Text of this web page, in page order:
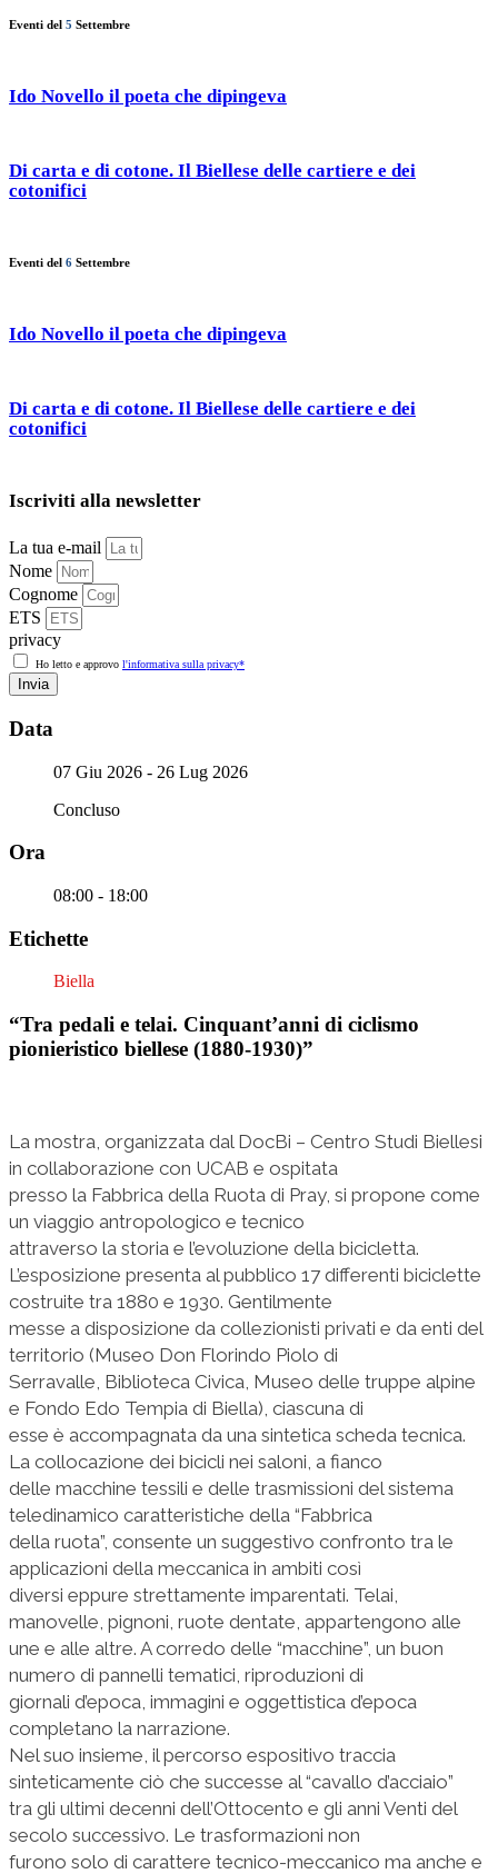
Eventi del 5 Settembre
Ido Novello il poeta che dipingeva
Di carta e di cotone. Il Biellese delle cartiere e dei
cotonifici
Eventi del 6 Settembre
Ido Novello il poeta che dipingeva
Di carta e di cotone. Il Biellese delle cartiere e dei
cotonifici
Iscriviti alla newsletter
La tua e-mail
Nome
Cognome
ETS
privacy
Ho letto e approvo l'informativa sulla privacy*
Invia
Data
07 Giu 2026 - 26 Lug 2026
Concluso
Ora
08:00 - 18:00
Etichette
Biella
“Tra pedali e telai. Cinquant’anni di ciclismo
pionieristico biellese (1880-1930)”
La mostra, organizzata dal DocBi – Centro Studi Biellesi
in collaborazione con UCAB e ospitata
presso la Fabbrica della Ruota di Pray, si propone come
un viaggio antropologico e tecnico
attraverso la storia e l’evoluzione della bicicletta.
L’esposizione presenta al pubblico 17 differenti biciclette
costruite tra 1880 e 1930. Gentilmente
messe a disposizione da collezionisti privati e da enti del
territorio (Museo Don Florindo Piolo di
Serravalle, Biblioteca Civica, Museo delle truppe alpine
e Fondo Edo Tempia di Biella), ciascuna di
esse è accompagnata da una sintetica scheda tecnica.
La collocazione dei bicicli nei saloni, a fianco
delle macchine tessili e delle trasmissioni del sistema
teledinamico caratteristiche della “Fabbrica
della ruota”, consente un suggestivo confronto tra le
applicazioni della meccanica in ambiti così
diversi eppure strettamente imparentati. Telai,
manovelle, pignoni, ruote dentate, appartengono alle
une e alle altre. A corredo delle “macchine”, un buon
numero di pannelli tematici, riproduzioni di
giornali d’epoca, immagini e oggettistica d’epoca
completano la narrazione.
Nel suo insieme, il percorso espositivo traccia
sinteticamente ciò che successe al “cavallo d’acciaio”
tra gli ultimi decenni dell’Ottocento e gli anni Venti del
secolo successivo. Le trasformazioni non
furono solo di carattere tecnico-meccanico ma anche e